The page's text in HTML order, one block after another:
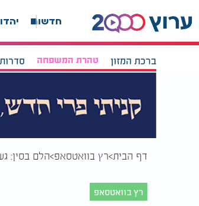
חדשות
ברכת המזון טהרת המשפחה
דף הבית רץ בוואטסאפ הלם בסין:
רץ בוואטסאפ